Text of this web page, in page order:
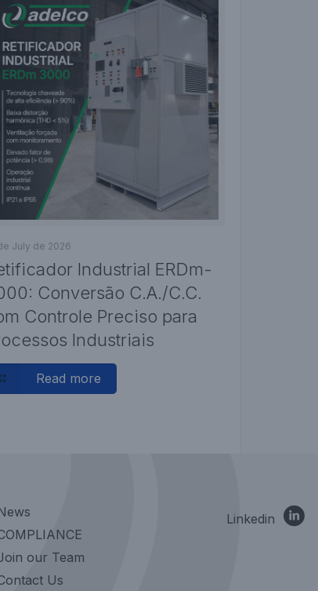
July de 2026
Industrial ERDm-
Conversão C.A./C.C.
Controle Preciso para
Industriais
Read more
our Team
Us
Linkedin